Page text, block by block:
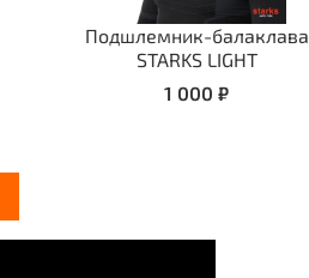
Подшлемник-балаклава
STARKS LIGHT
1 000 ₽